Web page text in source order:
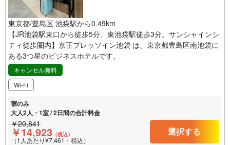
東京都/豊島区 池袋駅から0.49km
【JR池袋駅東口から徒歩5分、東池袋駅徒歩3分。サンシャインシ
ティ徒歩圏内】京王プレッソイン池袋 は、東京都豊島区南池袋に
ある3つ星のビジネスホテルです。
キャンセル無料
Wi-Fi
宿のみ
大人2人・1室 / 2日間の合計料金
￥20,841
￥14,923 （税込）
（1人あたり¥7,461・税込）
選択する